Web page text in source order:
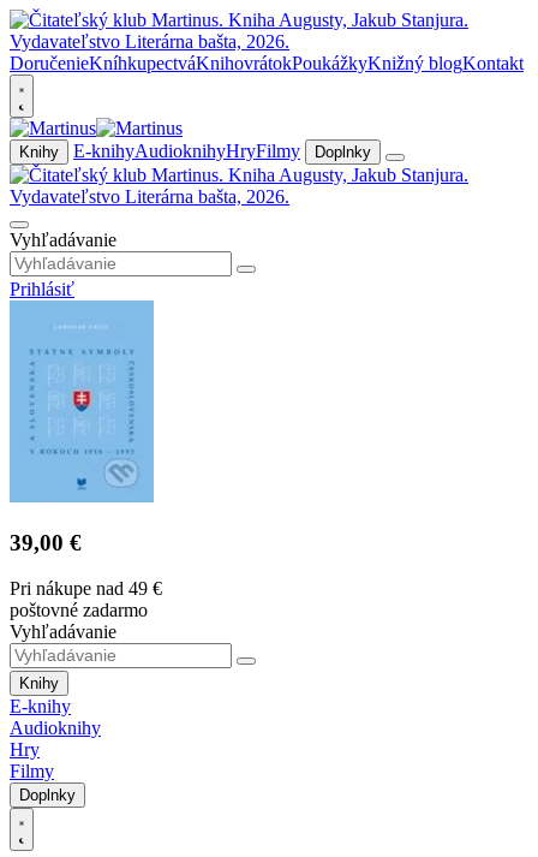
DoručenieKníhkupectváKnihovrátokPoukážkyKnižný blogKontakt
Knihy E-knihyAudioknihyHryFilmy Doplnky
Vyhľadávanie
Prihlásiť
39,00 €
Pri nákupe nad 49 €
poštovné zadarmo
Vyhľadávanie
Knihy
E-knihy
Audioknihy
Hry
Filmy
Doplnky